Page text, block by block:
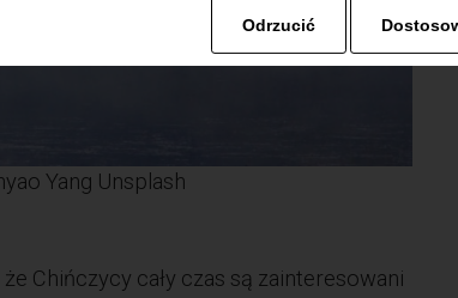
Yang Unsplash
Chińczycy cały czas są zainteresowani
Odrzucić